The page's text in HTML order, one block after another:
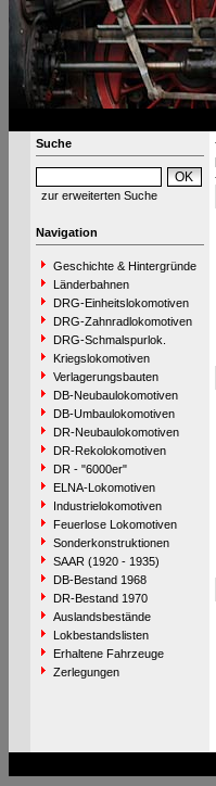
Suche
zur erweiterten Suche
Navigation
Geschichte & Hintergründe
Länderbahnen
DRG-Einheitslokomotiven
DRG-Zahnradlokomotiven
DRG-Schmalspurlok.
Kriegslokomotiven
Verlagerungsbauten
DB-Neubaulokomotiven
DB-Umbaulokomotiven
DR-Neubaulokomotiven
DR-Rekolokomotiven
DR - "6000er"
ELNA-Lokomotiven
Industrielokomotiven
Feuerlose Lokomotiven
Sonderkonstruktionen
SAAR (1920 - 1935)
DB-Bestand 1968
DR-Bestand 1970
Auslandsbestände
Lokbestandslisten
Erhaltene Fahrzeuge
Zerlegungen